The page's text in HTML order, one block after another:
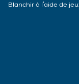
Blanchir à l’aide de